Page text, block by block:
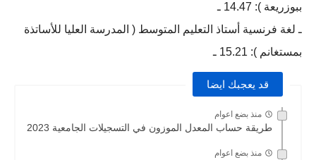
ببوزريعة ): 14.47 ـ
ـ لغة فرنسية أستاذ التعليم المتوسط ( المدرسة العليا للأساتذة
بمستغانم ): 15.21 ـ
قد يعجبك ايضا
منذ بضع اعوام
طريقة حساب المعدل الموزون في التسجيلات الجامعية 2023
منذ بضع اعوام